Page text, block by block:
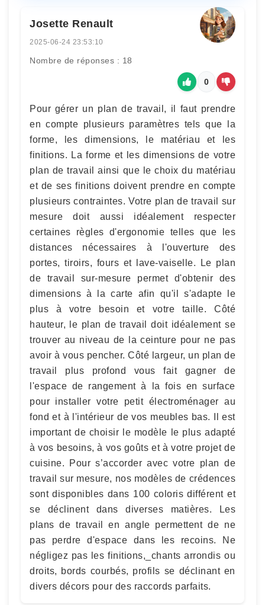
Josette Renault
2025-06-24 23:53:10
Nombre de réponses : 18
0
Pour gérer un plan de travail, il faut prendre
en compte plusieurs paramètres tels que la
forme, les dimensions, le matériau et les
finitions. La forme et les dimensions de votre
plan de travail ainsi que le choix du matériau
et de ses finitions doivent prendre en compte
plusieurs contraintes. Votre plan de travail sur
mesure doit aussi idéalement respecter
certaines règles d'ergonomie telles que les
distances nécessaires à l'ouverture des
portes, tiroirs, fours et lave-vaiselle. Le plan
de travail sur-mesure permet d'obtenir des
dimensions à la carte afin qu'il s'adapte le
plus à votre besoin et votre taille. Côté
hauteur, le plan de travail doit idéalement se
trouver au niveau de la ceinture pour ne pas
avoir à vous pencher. Côté largeur, un plan de
travail plus profond vous fait gagner de
l'espace de rangement à la fois en surface
pour installer votre petit électroménager au
fond et à l'intérieur de vos meubles bas. Il est
important de choisir le modèle le plus adapté
à vos besoins, à vos goûts et à votre projet de
cuisine. Pour s’accorder avec votre plan de
travail sur mesure, nos modèles de crédences
sont disponibles dans 100 coloris différent et
se déclinent dans diverses matières. Les
plans de travail en angle permettent de ne
pas perdre d'espace dans les recoins. Ne
négligez pas les finitions,_chants arrondis ou
droits, bords courbés, profils se déclinant en
divers décors pour des raccords parfaits.